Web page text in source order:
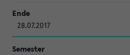
28.07.2017